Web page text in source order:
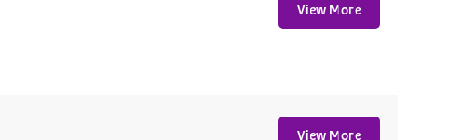
View More
View More